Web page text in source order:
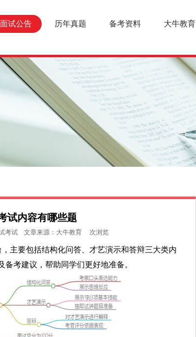
面试公告 历年真题 备考资料 大牛教育
试内容有哪些题
考试 文章来源： 大牛教育 次浏览
主要包括结构化问答、才艺演示和答辩三大类内
考建议，帮助同学们更好地准备。
面试考试
面试成绩